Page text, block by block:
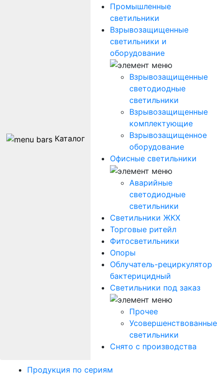
Каталог
Промышленные
светильники
Взрывозащищенные
светильники и
оборудование
Взрывозащищенные
светодиодные
светильники
Взрывозащищенные
комплектующие
Взрывозащищенное
оборудование
Офисные светильники
Аварийные
светодиодные
светильники
Светильники ЖКХ
Торговые ритейл
Фитосветильники
Опоры
Облучатель-рециркулятор
бактерицидный
Светильники под заказ
Прочее
Усовершенствованные
светильники
Снято с производства
Продукция по сериям